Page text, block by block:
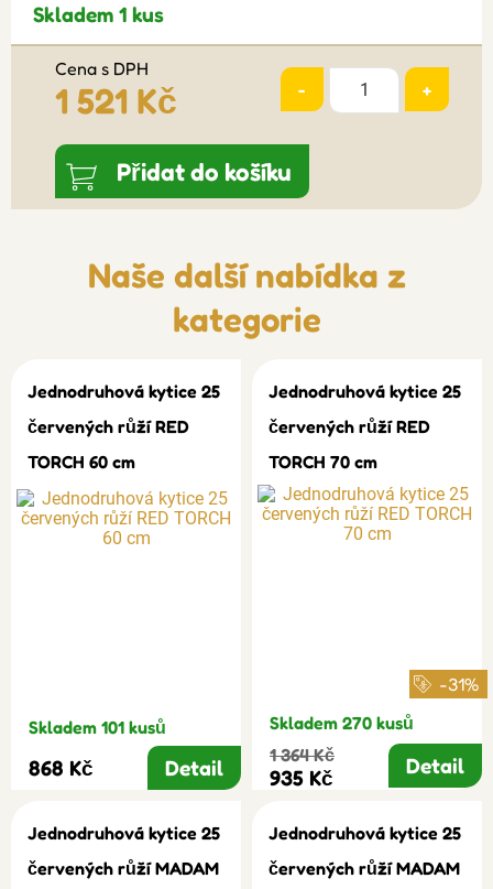
Skladem 1 kus
Cena s DPH
1 521 Kč - +
Přidat do košíku
Naše další nabídka z
kategorie
Jednodruhová kytice 25
červených růží RED
TORCH 60 cm
Skladem 101 kusů
868 Kč Detail
Jednodruhová kytice 25
červených růží RED
TORCH 70 cm
-31%
Skladem 270 kusů
1 364 Kč
935 Kč Detail
Jednodruhová kytice 25
červených růží MADAM
Jednodruhová kytice 25
červených růží MADAM